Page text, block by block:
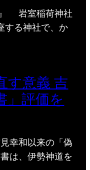
』 岩室稲荷神社
する神社で、か
す意義 吉
」評価を
幸和以来の「偽
は、伊勢神道を